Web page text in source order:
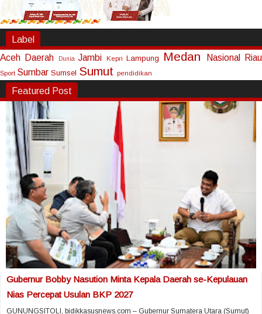
Label
Aceh Daerah Dunia Jambi Kepri Lampung Medan Nasional Riau
Sport Sumbar Sumsel Sumut pendidikan
Featured Post
Gubernur Bobby Nasution Minta Kepala Daerah se-Kepulauan
Nias Percepat Usulan BKP 2027
GUNUNGSITOLI, bidikkasusnews.com – Gubernur Sumatera Utara (Sumut)